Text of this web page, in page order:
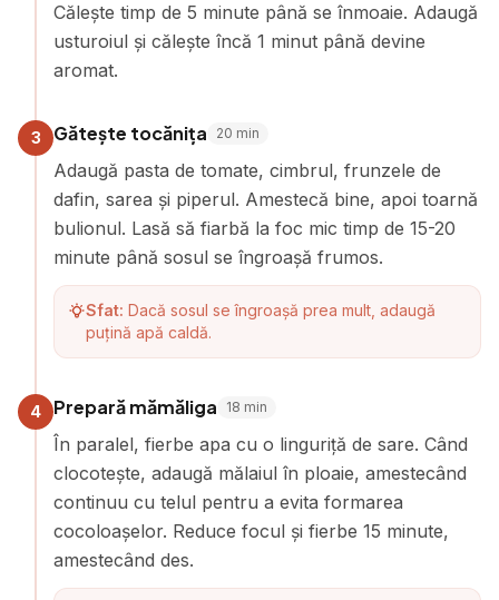
Călește timp de 5 minute până se înmoaie. Adaugă
usturoiul și călește încă 1 minut până devine
aromat.
3 Gătește tocănița 20 min
Adaugă pasta de tomate, cimbrul, frunzele de
dafin, sarea și piperul. Amestecă bine, apoi toarnă
bulionul. Lasă să fiarbă la foc mic timp de 15-20
minute până sosul se îngroașă frumos.
Sfat: Dacă sosul se îngroașă prea mult, adaugă
puțină apă caldă.
4 Prepară mămăliga 18 min
În paralel, fierbe apa cu o linguriță de sare. Când
clocotește, adaugă mălaiul în ploaie, amestecând
continuu cu telul pentru a evita formarea
cocoloașelor. Reduce focul și fierbe 15 minute,
amestecând des.